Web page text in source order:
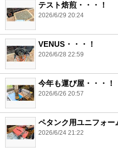
テスト焙煎・・・！
2026/6/29 20:24
VENUS・・・！
2026/6/28 22:59
今年も運び屋・・・！
2026/6/26 20:57
ペタンク用ユニフォー
2026/6/24 21:22